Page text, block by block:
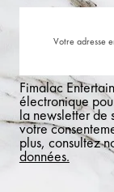
Fimalac
électronique
la newsletter de
votre
plus, consultez
données.